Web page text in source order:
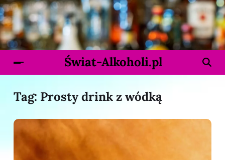
Świat-Alkoholi.pl
Tag: Prosty drink z wódką